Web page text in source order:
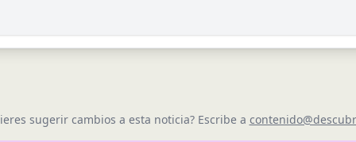
sugerir cambios a esta noticia? Escribe a